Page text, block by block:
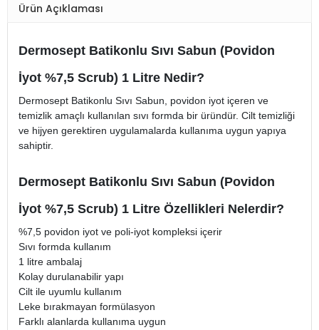
Ürün Açıklaması
Dermosept Batikonlu Sıvı Sabun (Povidon
İyot %7,5 Scrub) 1 Litre Nedir?
Dermosept Batikonlu Sıvı Sabun, povidon iyot içeren ve
temizlik amaçlı kullanılan sıvı formda bir üründür. Cilt temizliği
ve hijyen gerektiren uygulamalarda kullanıma uygun yapıya
sahiptir.
Dermosept Batikonlu Sıvı Sabun (Povidon
İyot %7,5 Scrub) 1 Litre Özellikleri Nelerdir?
%7,5 povidon iyot ve poli-iyot kompleksi içerir
Sıvı formda kullanım
1 litre ambalaj
Kolay durulanabilir yapı
Cilt ile uyumlu kullanım
Leke bırakmayan formülasyon
Farklı alanlarda kullanıma uygun